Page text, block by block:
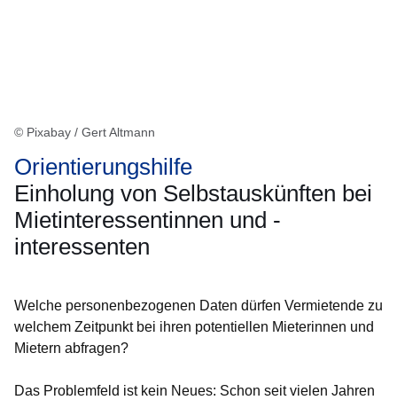
© Pixabay / Gert Altmann
Orientierungshilfe
Einholung von Selbstauskünften bei
Mietinteressentinnen und -
interessenten
Welche personenbezogenen Daten dürfen Vermietende zu
welchem Zeitpunkt bei ihren potentiellen Mieterinnen und
Mietern abfragen?
Das Problemfeld ist kein Neues: Schon seit vielen Jahren